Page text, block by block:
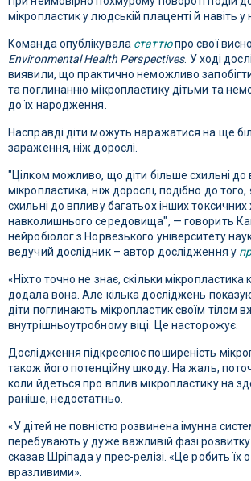
мікропластик у людській плаценті й навіть
Команда опублікувала статтюпро свої
Environmental Health Perspectives. У ході
виявили, що практично неможливо
та поглинанню мікропластику дітьми та
до їх народження.
Насправді діти можуть наражатися на ще
зараження, ніж дорослі.
"Цілком можливо, що діти більше схильні до
мікропластика, ніж дорослі, подібно до того,
схильні до впливу багатьох інших токсичних
навколишнього середовища", — говорить
нейробіолог з Норвезького університету
ведучий дослідник – автор дослідження у
«Ніхто точно не знає, скільки
додала вона. Але кілька досліджень
діти поглинають мікропластик своїм тілом
внутрішньоутробному віці. Це насторожує.
Дослідження підкреслює поширеність
також його потенційну шкоду. На жаль,
коли йдеться про вплив мікропластику на
раніше, недостатньо.
«У дітей не повністю розвинена імунна
перебувають у дуже важливій фазі
сказав Шріпада у прес-релізі. «Це робить їх
вразливими».